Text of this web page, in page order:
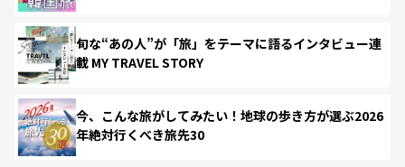
旬な“あの人”が「旅」をテーマに語るインタビュー連
載 MY TRAVEL STORY
今、こんな旅がしてみたい！地球の歩き方が選ぶ2026
年絶対行くべき旅先30